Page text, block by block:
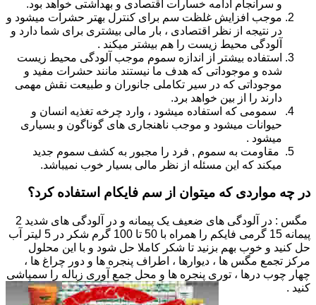
و سرانجام ادامه خسارات اقتصادی و بهداشتی خواهد بود.
موجب افزایش غلظت سم برای کنترل بهتر حشرات میشود و
در نتیجه از نظر اقتصادی ، بار مالی بیشتری برای شما دارد و
آلودگی محیط زیست را هم بیشتر میکند .
استفاده بیشتر از اندازه سموم موجب آلودگی محیط زیست
شده و موجوداتی که هدف ما نیستند مانند حشرات مفید و
موجوداتی که در سیر تکاملی جانوران و طبیعت نقش مهمی
دارند را از بین خواهد برد.
سمومی که استفاده میشود ، وارد چرخه تغذیه انسان و
حیوانات میشود و موجب ناهنجاری های گوناگون و بسیاری
میشود .
مقاومت به سموم , فرد را مجبور به کشف سموم جدید
میکند که این مسئله از نظر مالی بسیار خوب نمیباشد.
در چه مواردی که میتوان از سم فایکام استفاده کرد؟
مگس : در آلودگی های ضعیف یک پیمانه و در آلودگی های شدید 2
پیمانه 15 گرمی فایکم را همراه با 50 تا 100 گرم شکر در 5 لیتر آب
حل کنید و خوب بهم بزنید تا شکر کاملا حل شود و با این محلول
مرکز تجمع مگس ها ، دیوارها ، اطراف پنجره ها و دور چراغ ها ،
چهار چوب درها ، توری پنجره ها و محل جمع آوری زباله را سمپاشی
کنید .